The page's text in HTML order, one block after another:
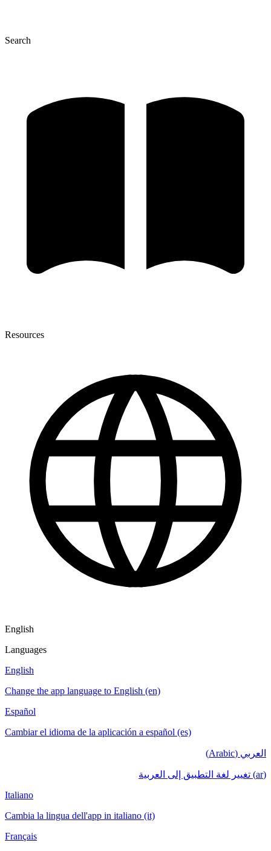
Search
Resources
English
Languages
English
Change the app language to English (en)
Español
Cambiar el idioma de la aplicación a español (es)
العربي (Arabic)
(ar) تغيير لغة التطبيق إلى العربية
Italiano
Cambia la lingua dell'app in italiano (it)
Français